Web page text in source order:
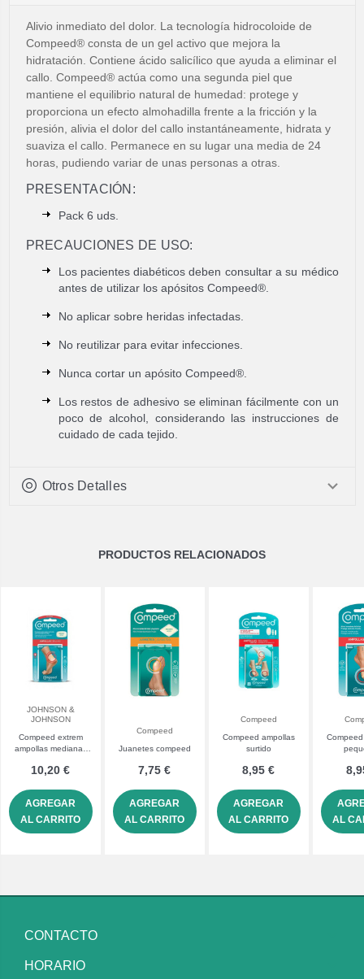
Alivio inmediato del dolor. La tecnología hidrocoloide de
Compeed® consta de un gel activo que mejora la
hidratación. Contiene ácido salicílico que ayuda a eliminar el
callo. Compeed® actúa como una segunda piel que
mantiene el equilibrio natural de humedad: protege y
proporciona un efecto almohadilla frente a la fricción y la
presión, alivia el dolor del callo instantáneamente, hidrata y
suaviza el callo. Permanece en su lugar una media de 24
horas, pudiendo variar de unas personas a otras.
PRESENTACIÓN:
Pack 6 uds.
PRECAUCIONES DE USO:
Los pacientes diabéticos deben consultar a su médico
antes de utilizar los apósitos Compeed®.
No aplicar sobre heridas infectadas.
No reutilizar para evitar infecciones.
Nunca cortar un apósito Compeed®.
Los restos de adhesivo se eliminan fácilmente con un
poco de alcohol, considerando las instrucciones de
cuidado de cada tejido.
Otros Detalles
PRODUCTOS RELACIONADOS
JOHNSON &
JOHNSON
Compeed extrem
ampollas medianas
10,20 €
AGREGAR
AL CARRITO
Compeed
Juanetes compeed
7,75 €
AGREGAR
AL CARRITO
Compeed
Compeed ampollas
surtido
8,95 €
AGREGAR
AL CARRITO
AL
CONTACTO
HORARIO